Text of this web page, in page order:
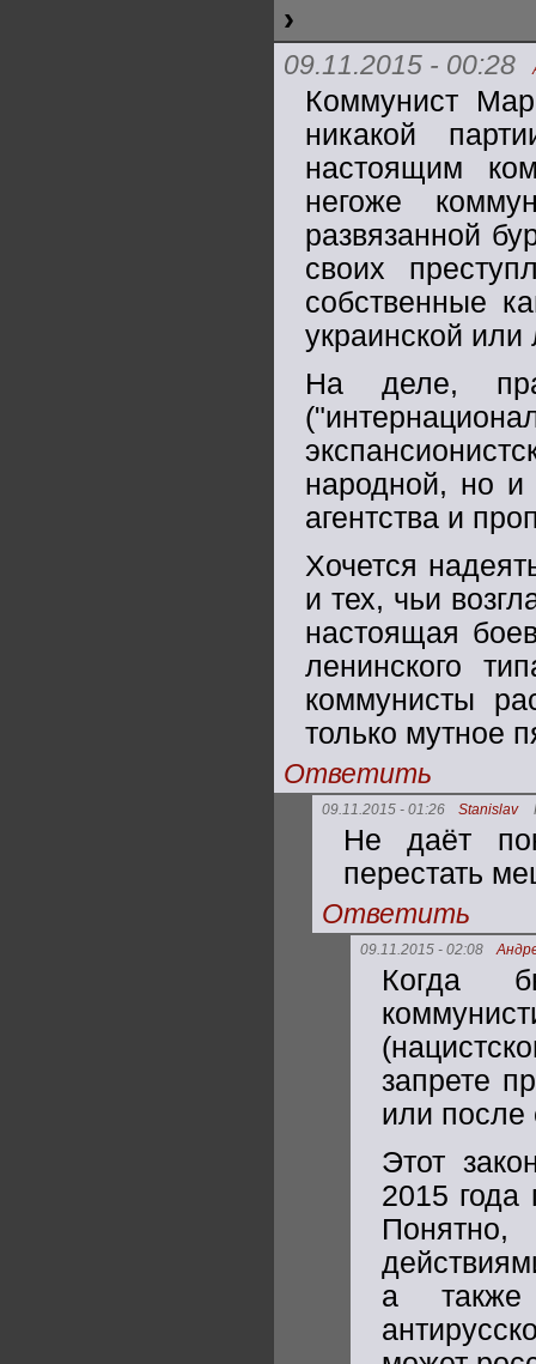
›
09.11.2015 - 00:28
Коммунист
никакой
настоящим
негоже
развязанной
своих
собственные
украинской
На деле,
народной, но и
агентства и
Хочется
и тех, чьи
настоящая
ленинского
коммунисты
только мутное
Ответить
09.11.2015 - 01:26 Stanislav
Не даёт
перестать
Ответить
09.11.2015 - 02:08
Когда
запрете
или после
Этот
2015 года
а также